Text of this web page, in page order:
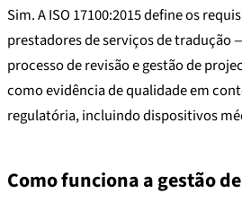
Sim. A ISO 17100:2015 define os
prestadores de serviços de
processo de revisão e gestão de
como evidência de qualidade em
regulatória, incluindo dispositivos
Como funciona a gestão